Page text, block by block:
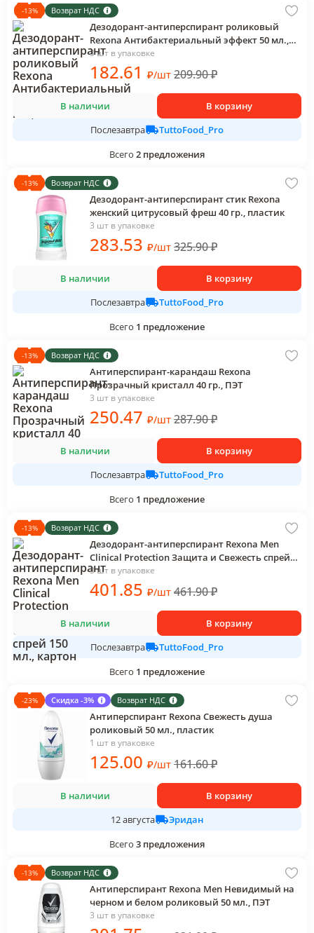
-13% Возврат НДС
Дезодорант-антиперспирант роликовый
Rexona Антибактериальный эффект 50 мл.,
ПЭТ
3 шт в упаковке
182.61 ₽/шт 209.90₽
В наличии
В корзину
Послезавтра
TuttoFood_Pro
Всего 2 предложения
-13% Возврат НДС
Дезодорант-антиперспирант стик Rexona
женский цитрусовый фреш 40 гр., пластик
3 шт в упаковке
283.53 ₽/шт 325.90₽
В наличии
В корзину
Послезавтра
TuttoFood_Pro
Всего 1 предложение
-13% Возврат НДС
Антиперспирант-карандаш Rexona
Прозрачный кристалл 40 гр., ПЭТ
3 шт в упаковке
250.47 ₽/шт 287.90₽
В наличии
В корзину
Послезавтра
TuttoFood_Pro
Всего 1 предложение
-13% Возврат НДС
Дезодорант-антиперспирант Rexona Men
Clinical Protection Защита и Свежесть спрей
150 мл., картон
3 шт в упаковке
401.85 ₽/шт 461.90₽
В наличии
В корзину
Послезавтра
TuttoFood_Pro
Всего 1 предложение
-23% Скидка -3% Возврат НДС
Антиперспирант Rexona Свежесть душа
роликовый 50 мл., пластик
1 шт в упаковке
125.00 ₽/шт 161.60₽
В наличии
В корзину
12 августа
Эридан
Всего 3 предложения
-13% Возврат НДС
Антиперспирант Rexona Men Невидимый на
черном и белом роликовый 50 мл., ПЭТ
3 шт в упаковке